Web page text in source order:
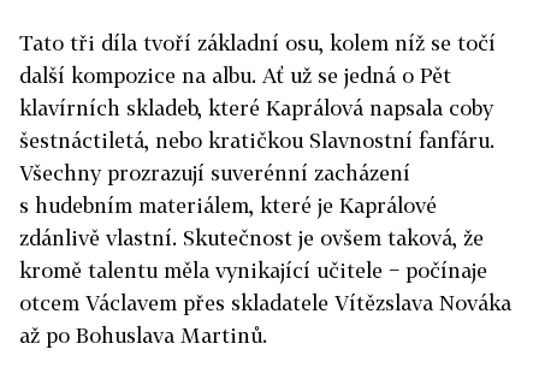
Tato tři díla tvoří základní osu, kolem níž se točí
další kompozice na albu. Ať už se jedná o Pět
klavírních skladeb, které Kaprálová napsala coby
šestnáctiletá, nebo kratičkou Slavnostní fanfáru.
Všechny prozrazují suverénní zacházení
s hudebním materiálem, které je Kaprálové
zdánlivě vlastní. Skutečnost je ovšem taková, že
kromě talentu měla vynikající učitele − počínaje
otcem Václavem přes skladatele Vítězslava Nováka
až po Bohuslava Martinů.